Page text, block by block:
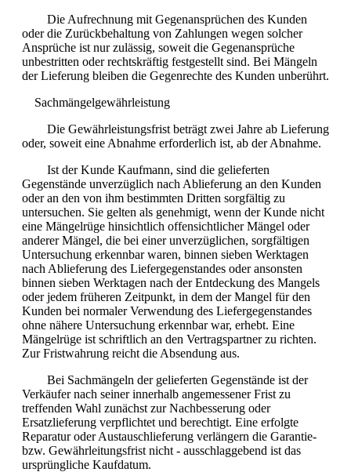
Die Aufrechnung mit Gegenansprüchen des Kunden
oder die Zurückbehaltung von Zahlungen wegen solcher
Ansprüche ist nur zulässig, soweit die Gegenansprüche
unbestritten oder rechtskräftig festgestellt sind. Bei Mängeln
der Lieferung bleiben die Gegenrechte des Kunden unberührt.
Sachmängelgewährleistung
Die Gewährleistungsfrist beträgt zwei Jahre ab Lieferung
oder, soweit eine Abnahme erforderlich ist, ab der Abnahme.
Ist der Kunde Kaufmann, sind die gelieferten
Gegenstände unverzüglich nach Ablieferung an den Kunden
oder an den von ihm bestimmten Dritten sorgfältig zu
untersuchen. Sie gelten als genehmigt, wenn der Kunde nicht
eine Mängelrüge hinsichtlich offensichtlicher Mängel oder
anderer Mängel, die bei einer unverzüglichen, sorgfältigen
Untersuchung erkennbar waren, binnen sieben Werktagen
nach Ablieferung des Liefergegenstandes oder ansonsten
binnen sieben Werktagen nach der Entdeckung des Mangels
oder jedem früheren Zeitpunkt, in dem der Mangel für den
Kunden bei normaler Verwendung des Liefergegenstandes
ohne nähere Untersuchung erkennbar war, erhebt. Eine
Mängelrüge ist schriftlich an den Vertragspartner zu richten.
Zur Fristwahrung reicht die Absendung aus.
Bei Sachmängeln der gelieferten Gegenstände ist der
Verkäufer nach seiner innerhalb angemessener Frist zu
treffenden Wahl zunächst zur Nachbesserung oder
Ersatzlieferung verpflichtet und berechtigt. Eine erfolgte
Reparatur oder Austauschlieferung verlängern die Garantie-
bzw. Gewährleitungsfrist nicht - ausschlaggebend ist das
ursprüngliche Kaufdatum.